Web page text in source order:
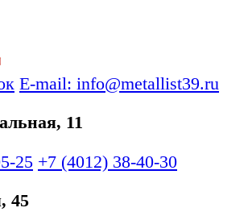
E-mail: info@metallist39.ru
11
25 +7 (4012) 38-40-30
45